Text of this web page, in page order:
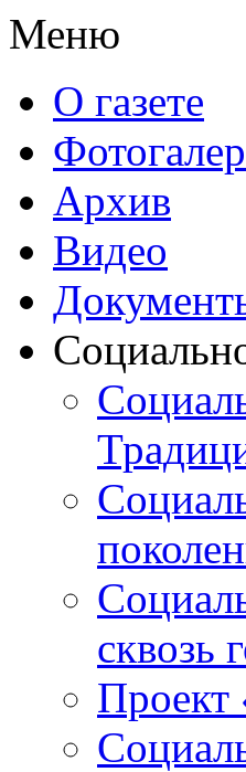
Меню
О газете
Архив
Видео
сквозь
Проект